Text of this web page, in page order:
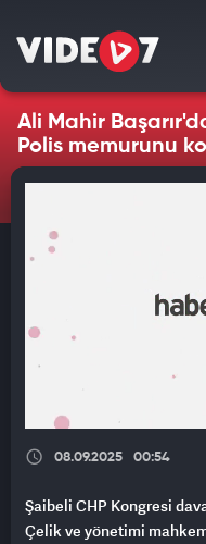
Ali Mahir
Polis memurunu
08.09.2025 00:54
Şaibeli CHP Kongresi
Çelik ve yönetimi